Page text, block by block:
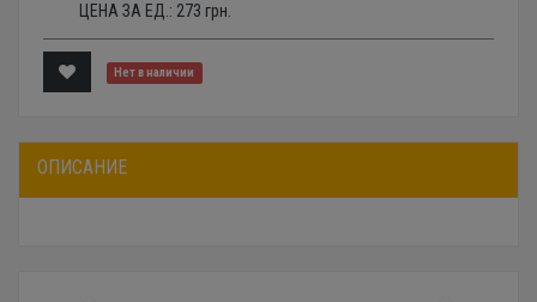
ЦЕНА ЗА ЕД.: 273 грн.
Нет в наличии
ОПИСАНИЕ